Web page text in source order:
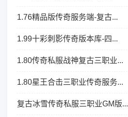
1.76精品版传奇服务端-复古...
1.99十彩刺影传奇版本库-四...
1.80传奇私服战神复古三职业...
1.80星王合击三职业传奇服务...
复古冰雪传奇私服三职业GM版...